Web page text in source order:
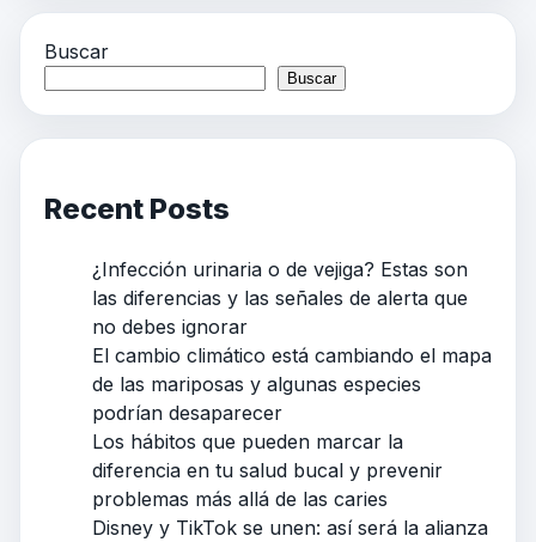
Buscar
Buscar
Recent Posts
¿Infección urinaria o de vejiga? Estas son
las diferencias y las señales de alerta que
no debes ignorar
El cambio climático está cambiando el mapa
de las mariposas y algunas especies
podrían desaparecer
Los hábitos que pueden marcar la
diferencia en tu salud bucal y prevenir
problemas más allá de las caries
Disney y TikTok se unen: así será la alianza